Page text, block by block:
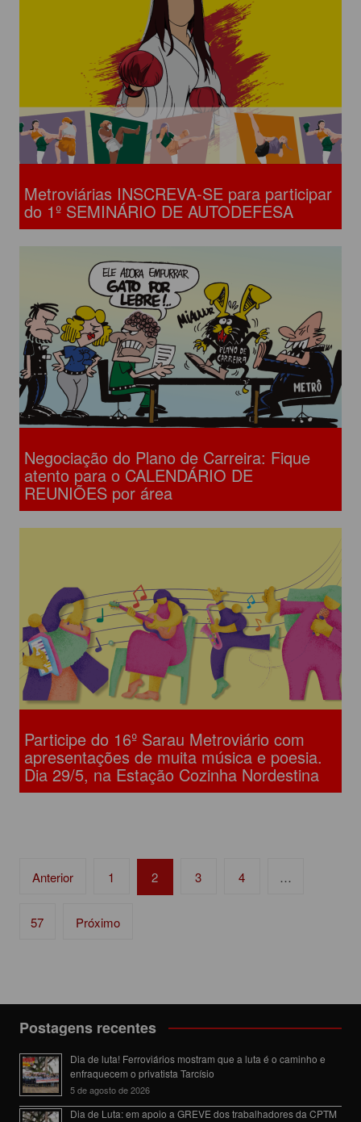
Metroviárias INSCREVA-SE para participar
do 1º SEMINÁRIO DE AUTODEFESA
Negociação do Plano de Carreira: Fique
atento para o CALENDÁRIO DE
REUNIÕES por área
Participe do 16º Sarau Metroviário com
apresentações de muita música e poesia.
Dia 29/5, na Estação Cozinha Nordestina
Navegação
posts
Anterior 1 2 3 4 …
57 Próximo
Postagens recentes
Dia de luta! Ferroviários mostram que a luta é o caminho e
enfraquecem o privatista Tarcísio
5 de agosto de 2026
Dia de Luta: em apoio a GREVE dos trabalhadores da CPTM